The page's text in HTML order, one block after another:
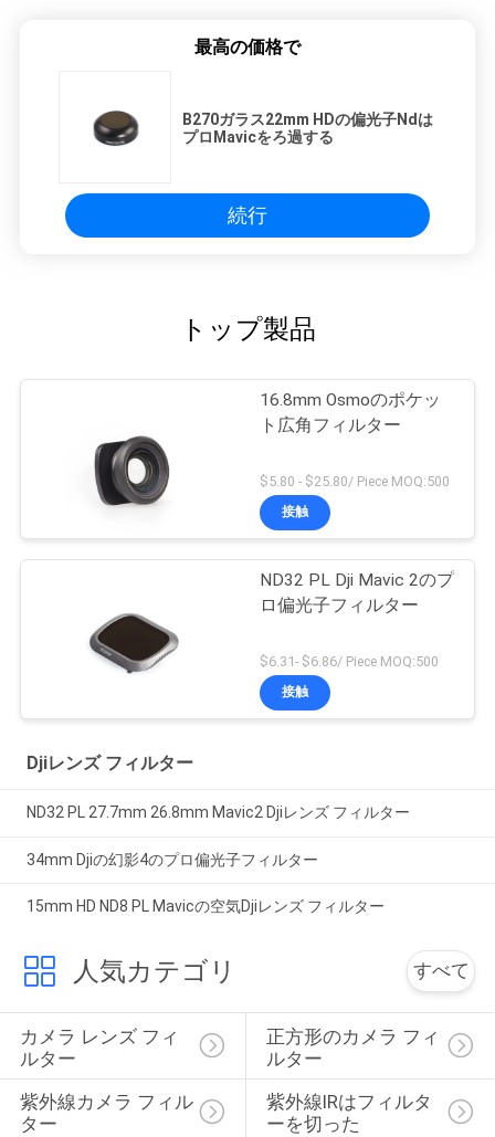
最高の価格で
B270ガラス22mm HDの偏光子Ndは
プロMavicをろ過する
続行
トップ製品
16.8mm Osmoのポケッ
ト広角フィルター
$5.80 - $25.80/ Piece MOQ:500
接触
ND32 PL Dji Mavic 2のプ
ロ偏光子フィルター
$6.31- $6.86/ Piece MOQ:500
接触
Djiレンズ フィルター
ND32 PL 27.7mm 26.8mm Mavic2 Djiレンズ フィルター
34mm Djiの幻影4のプロ偏光子フィルター
15mm HD ND8 PL Mavicの空気Djiレンズ フィルター
人気カテゴリ すべて
カメラ レンズ フィ
ルター
正方形のカメラ フィ
ルター
紫外線カメラ フィル
ター
紫外線IRはフィルタ
ーを切った